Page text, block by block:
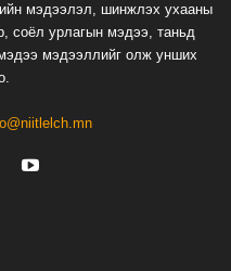
мэдээлэл, шинжлэх ухааны
соёл урлагын мэдээ, таньд
мэдээллийг олж унших